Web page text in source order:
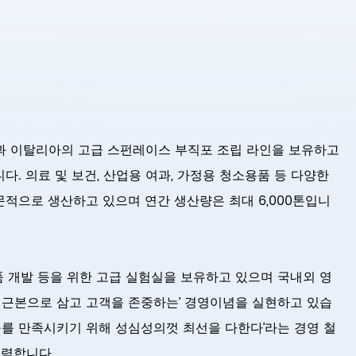
이탈리아의 고급 스펀레이스 부직포 조립 라인을 보유하고
. 의료 및 보건, 산업용 여과, 가정용 청소용품 등 다양한
으로 생산하고 있으며 연간 생산량은 최대 6,000톤입니
발 등을 위한 고급 실험실을 보유하고 있으며 국내외 영
본으로 삼고 고객을 존중하는’ 경영이념을 실현하고 있습
만족시키기 위해 성심성의껏 최선을 다한다’라는 경영 철